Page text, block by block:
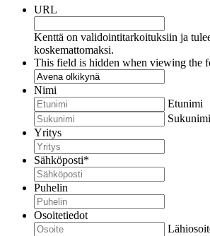
URL
Kenttä on validointitarkoituksiin ja
koskemattomaksi.
This field is hidden when viewing the
Nimi
Etunimi
Sukunimi
Yritys
Sähköposti*
Puhelin
Osoitetiedot